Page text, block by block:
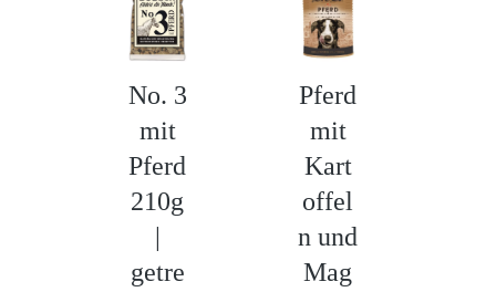
No. 3
mit
Pferd
210g
|
getre
Pferd
mit
Kart
offel
n und
Mag